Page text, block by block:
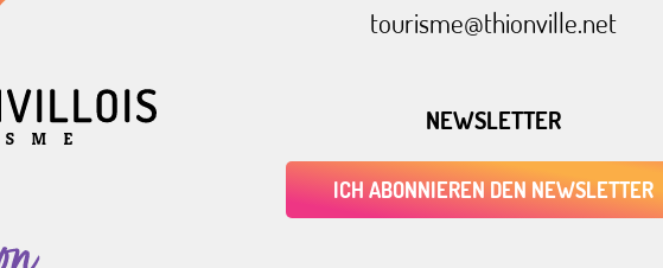
tourisme@thionville.net
NEWSLETTER
ICH ABONNIEREN DEN NEWSLETTER